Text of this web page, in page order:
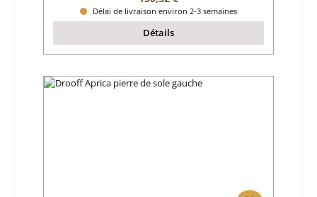
Délai de livraison environ 2-3 semaines
Détails